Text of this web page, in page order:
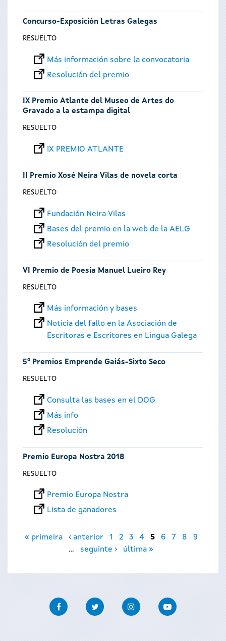
Concurso-Exposición Letras Galegas
RESUELTO
Más información sobre la convocatoria
Resolución del premio
IX Premio Atlante del Museo de Artes do
Gravado a la estampa digital
RESUELTO
IX PREMIO ATLANTE
II Premio Xosé Neira Vilas de novela corta
RESUELTO
Fundación Neira Vilas
Bases del premio en la web de la AELG
Resolución del premio
VI Premio de Poesía Manuel Lueiro Rey
RESUELTO
Más información y bases
Noticia del fallo en la Asociación de
Escritoras e Escritores en Lingua Galega
5º Premios Emprende Gaiás-Sixto Seco
RESUELTO
Consulta las bases en el DOG
Más info
Resolución
Premio Europa Nostra 2018
RESUELTO
Premio Europa Nostra
Lista de ganadores
Páginas
« primeira ‹ anterior 1 2 3 4 5 6 7 8
9
…
seguinte › última »
FacebookTwitter InstagramYoutube